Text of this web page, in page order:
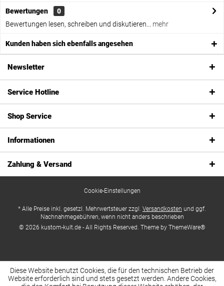
Bewertungen
0
Bewertungen lesen, schreiben und diskutieren...
mehr
Kunden haben sich ebenfalls angesehen
Newsletter
Service Hotline
Shop Service
Informationen
Zahlung & Versand
Cookie-Einstellungen
* Alle Preise inkl. gesetzl. Mehrwertsteuer zzgl. Versandkosten und ggf.
Nachnahmegebühren, wenn nicht anders beschrieben
© 2026 kustom-kult.de - All Rights Reserved. Theme by ThemeWare®
Diese Website benutzt Cookies, die für den technischen Betrieb der
Website erforderlich sind und stets gesetzt werden. Andere Cookies,